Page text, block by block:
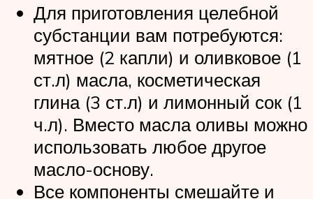
Для приготовления целебной
субстанции вам потребуются:
мятное (2 капли) и оливковое (1
ст.л) масла, косметическая
глина (3 ст.л) и лимонный сок (1
ч.л). Вместо масла оливы можно
использовать любое другое
масло-основу.
Все компоненты смешайте и